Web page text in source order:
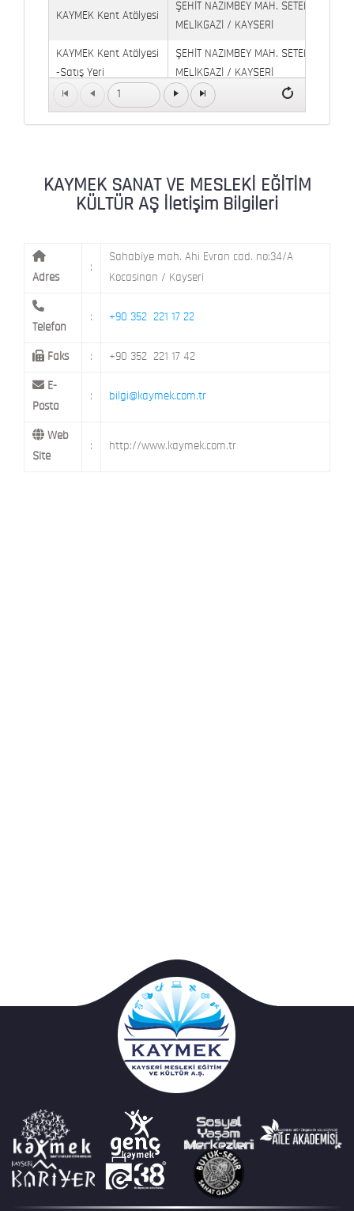
KAYMEK Kent Atölyesi
ŞEHİT NAZIMBEY MAH. SETENÖNÜ
MELİKGAZİ / KAYSERİ
KAYMEK Kent Atölyesi
-Satış Yeri
ŞEHİT NAZIMBEY MAH. SETENÖNÜ
MELİKGAZİ / KAYSERİ
Kaymek Köşk Sosyal
Köşk Mahallesi, Orgeneral Eşref Bitlis
KAYMEK SÜMER MEVLANA MAH. 8. CAD. NO: 28
MİMARSİNAN DEMOKRASİ MAH. FATİN
1
KAYMEK SANAT VE MESLEKİ EĞİTİM
KÜLTÜR AŞ İletişim Bilgileri
Adres
:
Sahabiye mah. Ahi Evran cad. no:34/A
Kocasinan / Kayseri
Telefon
: +90 352 221 17 22
Faks : +90 352 221 17 42
E-
Posta
: bilgi@kaymek.com.tr
Web
Site
: http://www.kaymek.com.tr